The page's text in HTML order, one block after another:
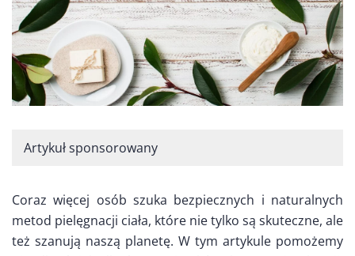
Artykuł sponsorowany
Coraz więcej osób szuka bezpiecznych i naturalnych
metod pielęgnacji ciała, które nie tylko są skuteczne, ale
też szanują naszą planetę. W tym artykule pomożemy